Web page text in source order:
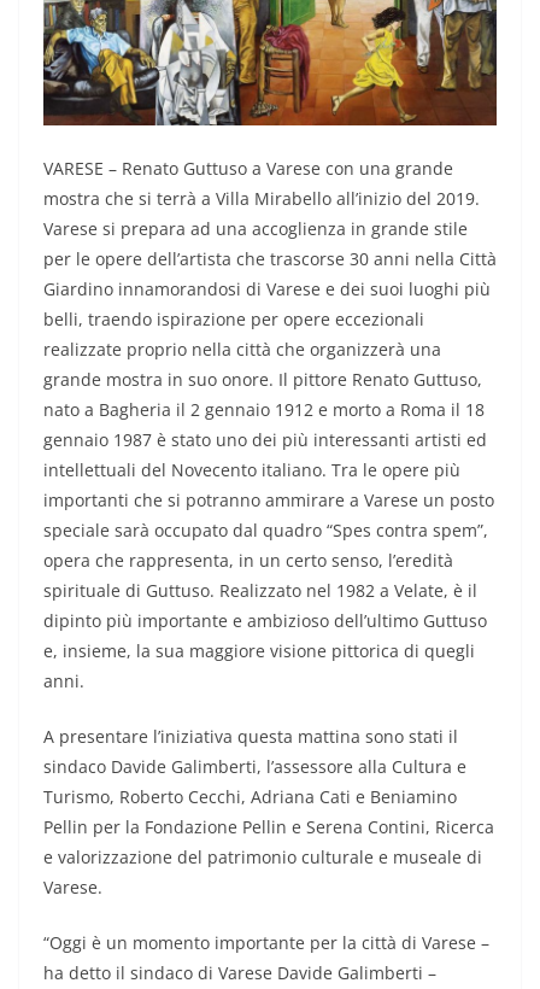
VARESE – Renato Guttuso a Varese con una grande
mostra che si terrà a Villa Mirabello all’inizio del 2019.
Varese si prepara ad una accoglienza in grande stile
per le opere dell’artista che trascorse 30 anni nella Città
Giardino innamorandosi di Varese e dei suoi luoghi più
belli, traendo ispirazione per opere eccezionali
realizzate proprio nella città che organizzerà una
grande mostra in suo onore. Il pittore Renato Guttuso,
nato a Bagheria il 2 gennaio 1912 e morto a Roma il 18
gennaio 1987 è stato uno dei più interessanti artisti ed
intellettuali del Novecento italiano. Tra le opere più
importanti che si potranno ammirare a Varese un posto
speciale sarà occupato dal quadro “Spes contra spem”,
opera che rappresenta, in un certo senso, l’eredità
spirituale di Guttuso. Realizzato nel 1982 a Velate, è il
dipinto più importante e ambizioso dell’ultimo Guttuso
e, insieme, la sua maggiore visione pittorica di quegli
anni.
A presentare l’iniziativa questa mattina sono stati il
sindaco Davide Galimberti, l’assessore alla Cultura e
Turismo, Roberto Cecchi, Adriana Cati e Beniamino
Pellin per la Fondazione Pellin e Serena Contini, Ricerca
e valorizzazione del patrimonio culturale e museale di
Varese.
“Oggi è un momento importante per la città di Varese –
ha detto il sindaco di Varese Davide Galimberti –